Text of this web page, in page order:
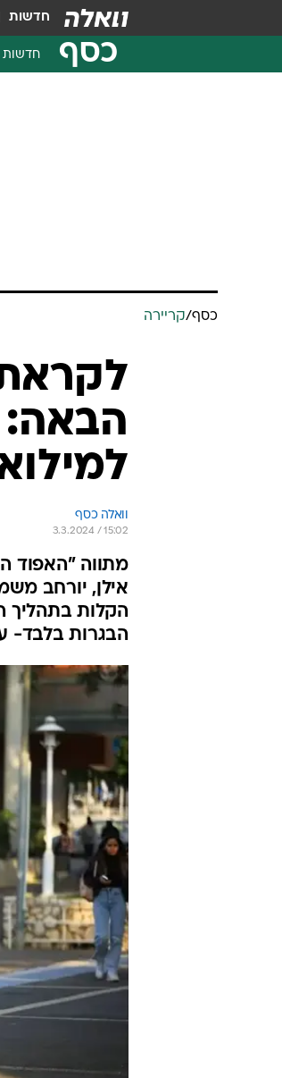
חדשות
כסף חדשות
כסף/קריירה
הבאה:
וואלה כסף
3.3.2024 / 15:02
מתווה "האפוד
אילן, יורחב
הקלות בתהליך
הבגרות בלבד-